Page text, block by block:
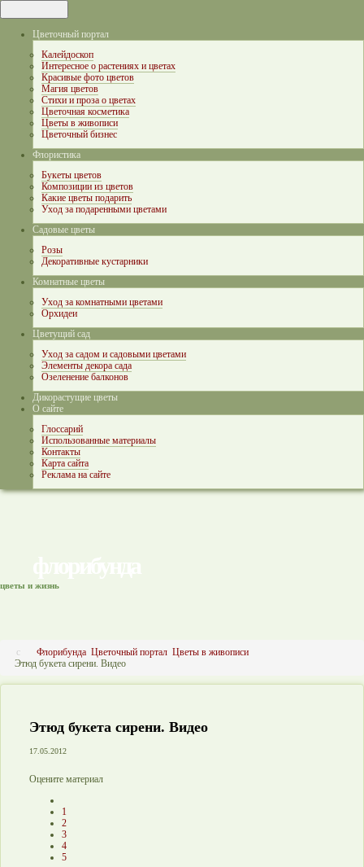
Цветочный портал
Калейдоскоп
Интересное о растениях и цветах
Красивые фото цветов
Магия цветов
Стихи и проза о цветах
Цветочная косметика
Цветы в живописи
Цветочный бизнес
Флористика
Букеты цветов
Композиции из цветов
Какие цветы подарить
Уход за подаренными цветами
Садовые цветы
Розы
Декоративные кустарники
Комнатные цветы
Уход за комнатными цветами
Орхидеи
Цветущий сад
Уход за садом и садовыми цветами
Элементы декора сада
Озеленение балконов
Дикорастущие цветы
О сайте
Глоссарий
Использованные материалы
Контакты
Карта сайта
Реклама на сайте
цветы и жизнь
Флорибунда Цветочный портал Цветы в живописи
Этюд букета сирени. Видео
Этюд букета сирени. Видео
17.05.2012
Оцените материал
1
2
3
4
5